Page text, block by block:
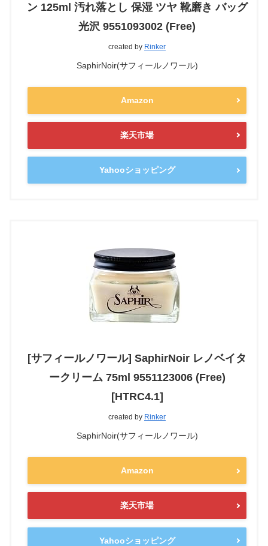
ン 125ml 汚れ落とし 保湿 ツヤ 靴磨き バッグ
光沢 9551093002 (Free)
created by Rinker
SaphirNoir(サフィールノワール)
Amazon
楽天市場
Yahooショッピング
[サフィールノワール] SaphirNoir レノベイタ
ークリーム 75ml 9551123006 (Free)
[HTRC4.1]
created by Rinker
SaphirNoir(サフィールノワール)
Amazon
楽天市場
Yahooショッピング